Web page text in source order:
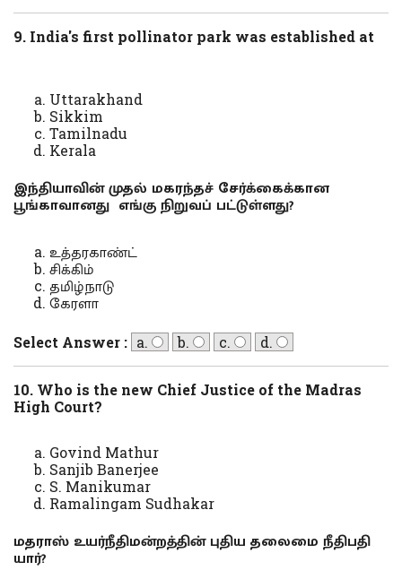
9. India's first pollinator park was established at
Uttarakhand
Sikkim
Tamilnadu
Kerala
இந்தியாவின் முதல் மகரந்தச் சேர்க்கைக்கான
பூங்காவானது எங்கு நிறுவப் பட்டுள்ளது?
உத்தரகாண்ட்
சிக்கிம்
தமிழ்நாடு
கேரளா
Select Answer : a. b. c. d.
10. Who is the new Chief Justice of the Madras
High Court?
Govind Mathur
Sanjib Banerjee
S. Manikumar
Ramalingam Sudhakar
மதராஸ் உயர்நீதிமன்றத்தின் புதிய தலைமை நீதிபதி
யார்?